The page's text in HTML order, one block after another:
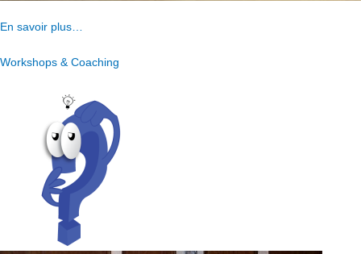
En savoir plus…
Workshops & Coaching